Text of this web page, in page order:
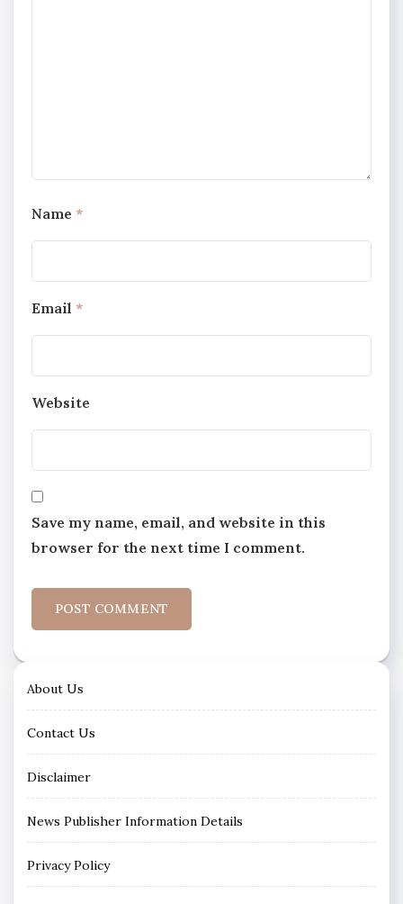
Name *
Email *
Website
Save my name, email, and website in this
browser for the next time I comment.
About Us
Contact Us
Disclaimer
News Publisher Information Details
Privacy Policy